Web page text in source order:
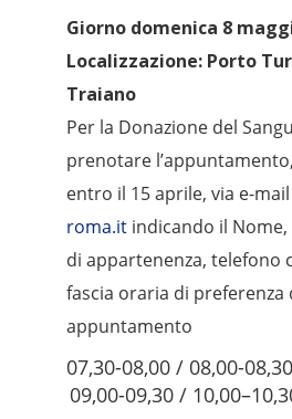
Giorno domenica 8
Localizzazione: Porto
Traiano
Per la Donazione del
prenotare
entro il 15 aprile, via e-mail
roma.it indicando il Nome,
di appartenenza, telefono
fascia oraria di preferenza
appuntamento
07,30-08,00 / 08,00-
09,00-09,30 /